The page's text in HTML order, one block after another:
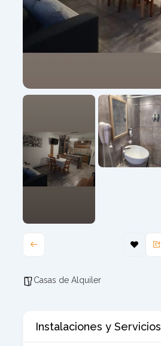
Casas de Alquiler
Instalaciones y Servicios